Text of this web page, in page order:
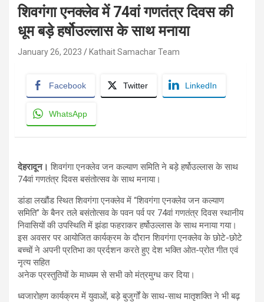
शिवगंगा एनक्लेव में 74वां गणतंत्र दिवस की
धूम बड़े हर्षोउल्लास के साथ मनाया
January 26, 2023 Kathait Samachar Team
Facebook Twitter LinkedIn
WhatsApp
देहरादून। शिवगंगा एनक्लेव जन कल्याण समिति ने बड़े हर्षोउल्लास के साथ
74वां गणतंत्र दिवस बसंतोत्सव के साथ मनाया।
डांडा लखौंड स्थित शिवगंगा एनक्लेव में “शिवगंगा एनक्लेव जन कल्याण
समिति” के बैनर तले बसंतोत्सव के पवन पर्व पर 74वां गणतंत्र दिवस स्थानीय
निवासियों की उपस्थिति में झंडा फहराकर हर्षोउल्लास के साथ मनाया गया।
इस अवसर पर आयोजित कार्यक्रम के दौरान शिवगंगा एनक्लेव के छोटे-छोटे
बच्चों ने अपनी प्रतिभा का प्रर्दशन करते हुए देश भक्ति ओत-प्रोत गीत एवं
नृत्य सहित
अनेक प्रस्तुतियों के माध्यम से सभी को मंत्रमुग्ध कर दिया।
ध्वजारोहण कार्यक्रम में युवाओं, बड़े बुजुर्गों के साथ-साथ मातृशक्ति ने भी बढ़